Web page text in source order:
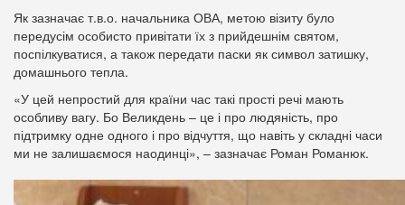
Як зазначає т.в.о. начальника ОВА, метою візиту було
передусім особисто привітати їх з прийдешнім святом,
поспілкуватися, а також передати паски як символ затишку,
домашнього тепла.
«У цей непростий для країни час такі прості речі мають
особливу вагу. Бо Великдень – це і про людяність, про
підтримку одне одного і про відчуття, що навіть у складні часи
ми не залишаємося наодинці», – зазначає Роман Романюк.